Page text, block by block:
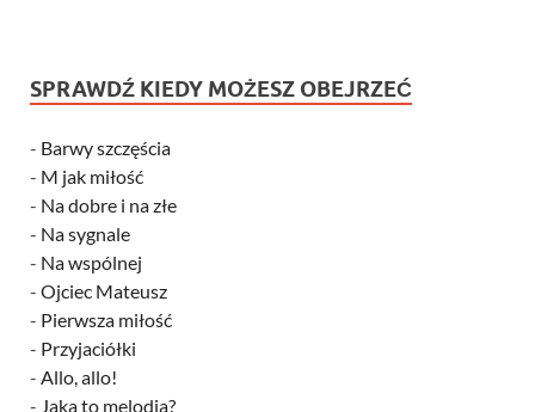
SPRAWDŹ KIEDY MOŻESZ OBEJRZEĆ
- Barwy szczęścia
- M jak miłość
- Na dobre i na złe
- Na sygnale
- Na wspólnej
- Ojciec Mateusz
- Pierwsza miłość
- Przyjaciółki
- Allo, allo!
- Jaka to melodia?